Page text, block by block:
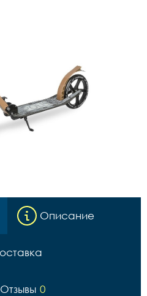
Описание
Отзывы 0